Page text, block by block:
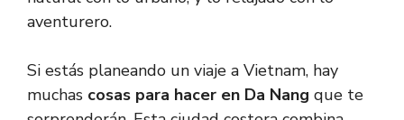
aventurero.
Si estás planeando un viaje a Vietnam, hay
muchas cosas para hacer en Da Nang que te